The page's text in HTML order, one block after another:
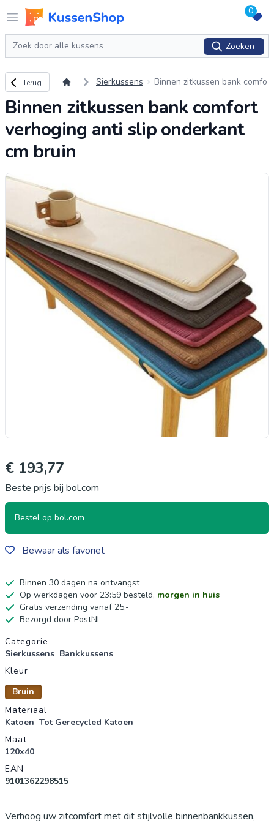
Open menu
Logo www.kussenshop.nl 0
Zoeken
Zoeken
Terug naar overzicht
Terug Sierkussens
Binnen zitkussen bank comfo
nt cm bruin
Binnen zitkussen bank comfort
verhoging anti slip onderkant
cm bruin
€ 193,77
Beste prijs bij bol.com
Bestel op bol.com
Bewaar als favoriet
Binnen 30 dagen na ontvangst
Op werkdagen voor 23:59 besteld, morgen in huis
Gratis verzending vanaf 25,-
Bezorgd door PostNL
Productgegevens
Categorie
Sierkussens Bankkussens
Kleur
Bruin
Materiaal
Katoen Tot Gerecycled Katoen
Maat
120x40
EAN
9101362298515
Verhoog uw zitcomfort met dit stijlvolle binnenbankkussen,